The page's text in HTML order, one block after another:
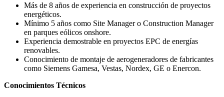
Más de 8 años de experiencia en construcción de proyectos
energéticos.
Mínimo 5 años como Site Manager o Construction Manager
en parques eólicos onshore.
Experiencia demostrable en proyectos EPC de energías
renovables.
Conocimiento de montaje de aerogeneradores de fabricantes
como Siemens Gamesa, Vestas, Nordex, GE o Enercon.
Conocimientos Técnicos